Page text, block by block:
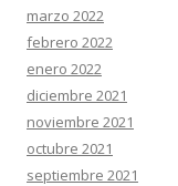
marzo 2022
febrero 2022
enero 2022
diciembre 2021
noviembre 2021
octubre 2021
septiembre 2021